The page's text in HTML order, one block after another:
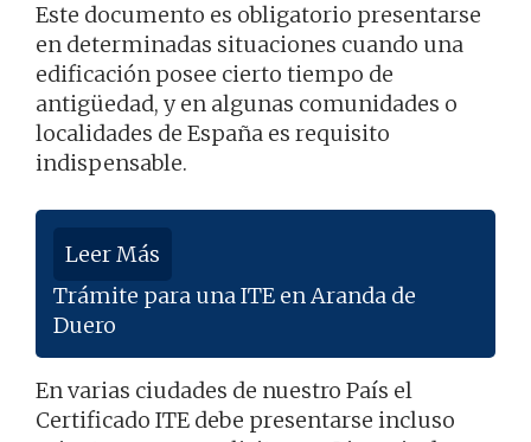
Este documento es obligatorio presentarse
en determinadas situaciones cuando una
edificación posee cierto tiempo de
antigüedad, y en algunas comunidades o
localidades de España es requisito
indispensable.
Leer Más
Trámite para una ITE en Aranda de
Duero
En varias ciudades de nuestro País el
Certificado ITE debe presentarse incluso